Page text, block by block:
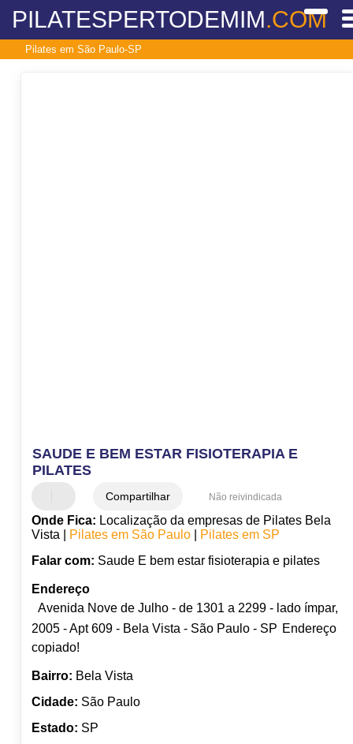
PILATESPERTODEMIM.COM
Pilates em São Paulo-SP
SAUDE E BEM ESTAR FISIOTERAPIA E
PILATES
Compartilhar Não reivindicada
Onde Fica: Localização da empresas de Pilates Bela
Vista |
Pilates em São Paulo|
Pilates em SP
Falar com: Saude E bem estar fisioterapia e pilates
Endereço
Avenida Nove de Julho - de 1301 a 2299 - lado ímpar,
2005 - Apt 609 - Bela Vista - São Paulo - SP Endereço
copiado!
Bairro: Bela Vista
Cidade: São Paulo
Estado: SP